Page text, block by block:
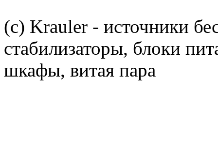
(c) Krauler - источники
стабилизаторы, блоки
шкафы, витая пара